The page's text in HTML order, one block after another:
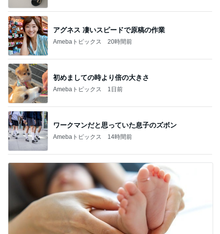
アグネス 凄いスピードで原稿の作業
Amebaトピックス 20時間前
初めましての時より倍の大きさ
Amebaトピックス 1日前
ワークマンだと思っていた息子のズボン
Amebaトピックス 14時間前